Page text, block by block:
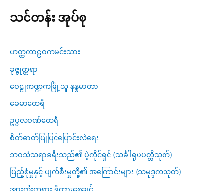
သင်တန်း အုပ်စု
ဟတ္ထကာဠဝကမင်းသား
ခုဇ္ဇုတ္တရာ
ဝေဠုကဏ္ဍကမြို့သူ နန္ဒမာတာ
ခေမာထေရီ
ဥပ္ပလဝဏ်ထေရီ
စိတ်ဓာတ်ပြုပြင်ပြောင်းလဲရေး
ဘဝသံသရာခရီးသည်၏ ပဲ့ကိုင်ရှင် (သင်္ခါရုပပတ္တိသုတ်)
ပြည့်စုံမှုနှင့် ပျက်စီးမှုတို့၏ အကြောင်းများ (သမုဒ္ဒကသုတ်)
အားကိုးတရား ရှိထားစေချင်